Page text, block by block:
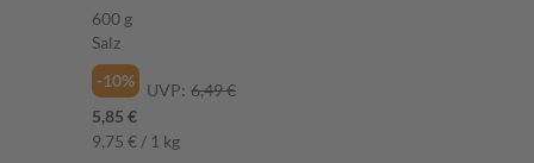
600 g
Salz
-10%
UVP: 6,49 €
5,85 €
9,75 € / 1 kg